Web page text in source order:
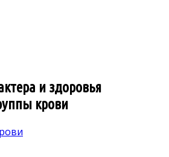
и здоровья
крови